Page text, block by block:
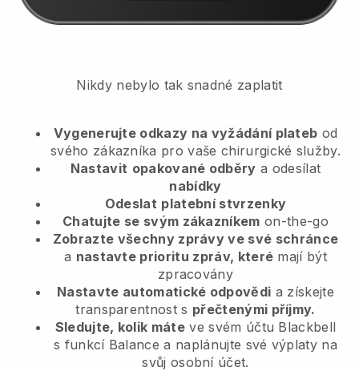
Nikdy nebylo tak snadné zaplatit
Vygenerujte odkazy na vyžádání plateb od
svého zákazníka pro vaše chirurgické služby.
Nastavit opakované odběry a odesílat
nabídky
Odeslat platební stvrzenky
Chatujte se svým zákazníkem on-the-go
Zobrazte všechny zprávy ve své schránce
a nastavte prioritu zpráv, které mají být
zpracovány
Nastavte automatické odpovědi a získejte
transparentnost s přečtenými příjmy.
Sledujte, kolik máte ve svém účtu Blackbell
s funkcí Balance a naplánujte své výplaty na
svůj osobní účet.